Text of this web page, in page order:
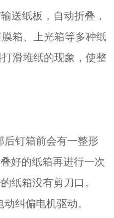
送纸板，自动折叠，
箱、上光箱等多种纸
滑堆纸的现象，使整
后钉箱前会有一整形
好的纸箱再进行一次
纸箱没有剪刀口。
纠偏电机驱动。